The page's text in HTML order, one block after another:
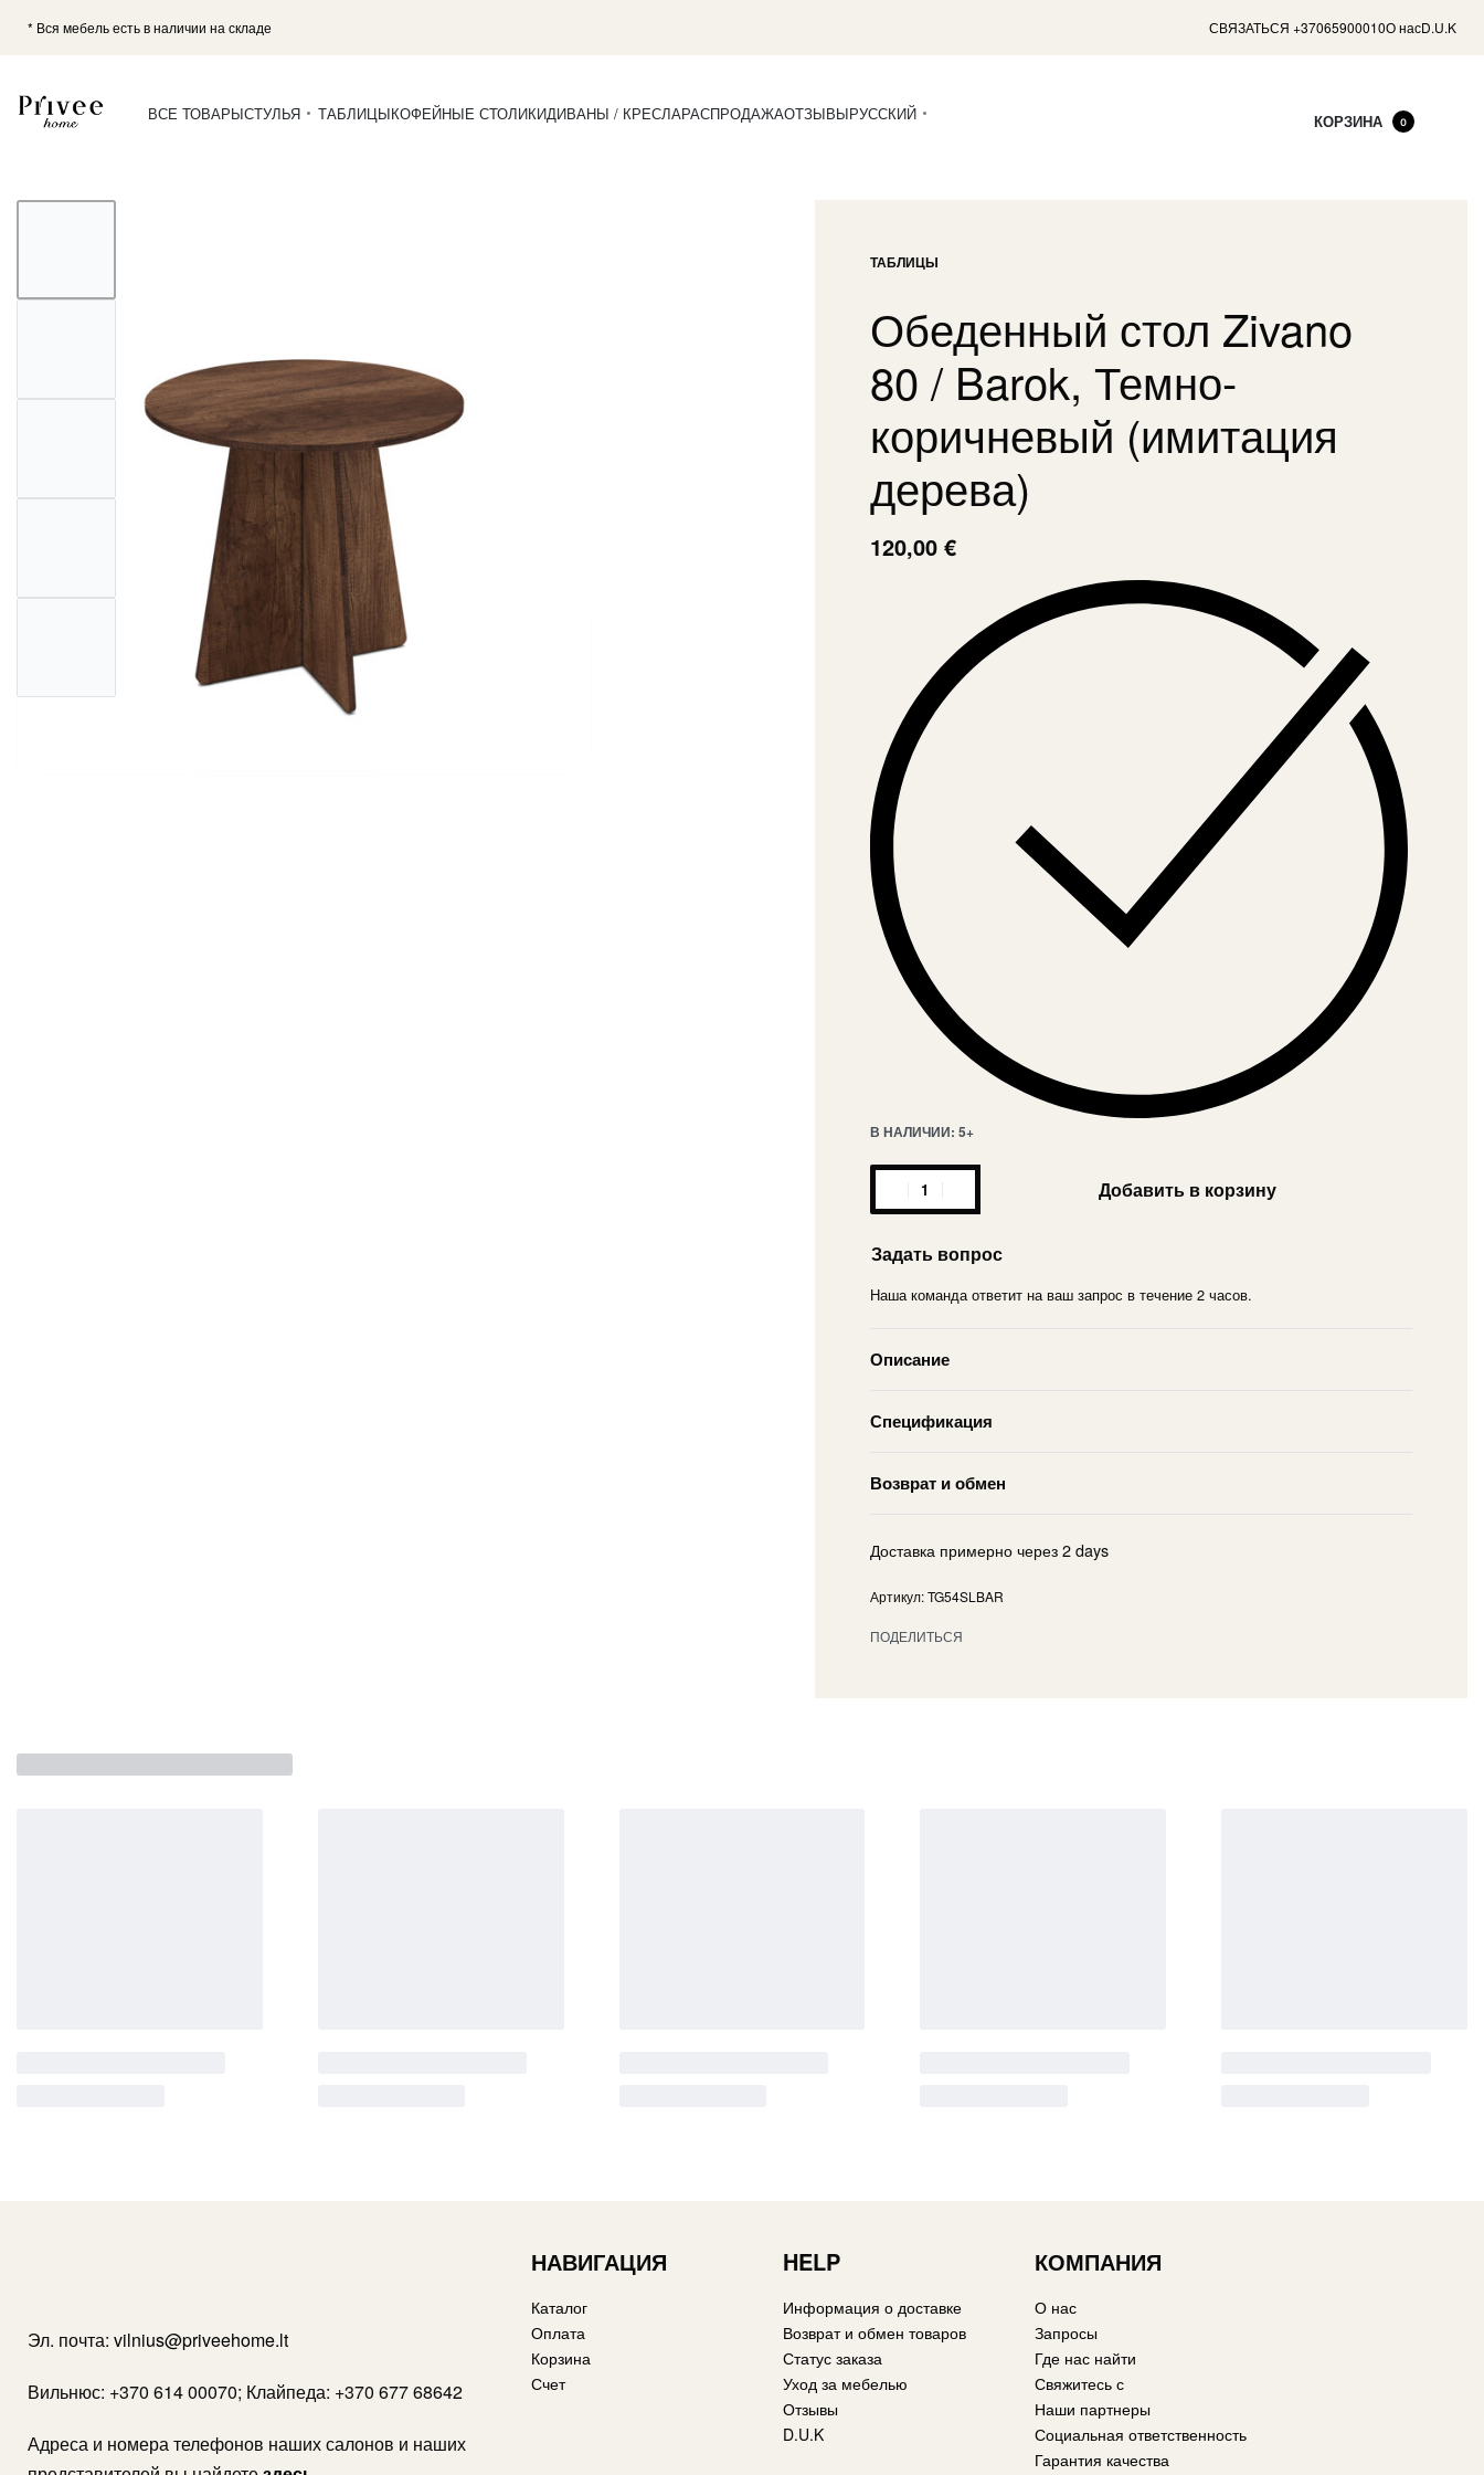
* Вся мебель есть в наличии на складе СВЯЗАТЬСЯ +37065900010О насD.U.K
ВСЕ ТОВАРЫСТУЛЬЯ ТАБЛИЦЫКОФЕЙНЫЕ СТОЛИКИДИВАНЫ / КРЕСЛАРАСПРОДАЖАОТЗЫВЫРУССКИЙ КОРЗИНА 0
ТАБЛИЦЫ
Обеденный стол Zivano
80 / Barok, Темно-
коричневый (имитация
дерева)
120,00 €
В НАЛИЧИИ: 5+
Добавить в корзину
Задать вопрос
Наша команда ответит на ваш запрос в течение 2 часов.
Описание
Спецификация
Возврат и обмен
Доставка примерно через2 days
TG54SLBAR
ПОДЕЛИТЬСЯ
Эл. почта: vilnius@priveehome.lt
Вильнюс: +370 614 00070; Клайпеда: +370 677 68642
Адреса и номера телефонов наших салонов и наших
НАВИГАЦИЯ
Каталог
Оплата
Корзина
Счет
HELP
Информация о доставке
Возврат и обмен товаров
Статус заказа
Уход за мебелью
Отзывы
D.U.K
КОМПАНИЯ
О нас
Запросы
Где нас найти
Свяжитесь с
Наши партнеры
Социальная ответственность
Гарантия качества